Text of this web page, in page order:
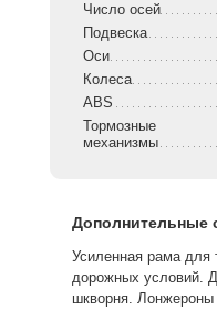
Число осей
Подвеска
Оси
Колеса
ABS
Тормозные
механизмы
Дополнительные
Усиленная рама для
дорожных условий.
шкворня. Лонжероны